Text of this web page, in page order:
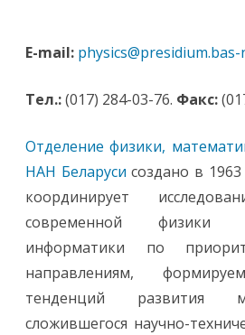
E-mail:
Тел.:(017) 284-03-76. Факс:
Отделение физики,
НАН Беларуси создано в
координирует
современной физики
информатики по
направлениям,
тенденций развития
сложившегося научно-